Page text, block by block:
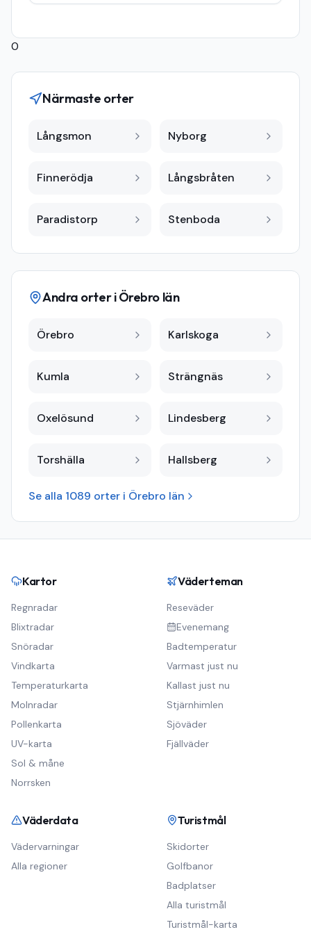
0
Närmaste orter
Långsmon Nyborg
Finnerödja Långsbråten
Paradistorp Stenboda
Andra orter iÖrebro län
Örebro Karlskoga
Kumla Strängnäs
Oxelösund Lindesberg
Torshälla Hallsberg
Se alla 1089 orter i Örebro län
Kartor
Regnradar
Blixtradar
Snöradar
Vindkarta
Temperaturkarta
Molnradar
Pollenkarta
UV-karta
Sol & måne
Norrsken
Väderteman
Reseväder
Evenemang
Badtemperatur
Varmast just nu
Kallast just nu
Stjärnhimlen
Sjöväder
Fjällväder
Väderdata
Vädervarningar
Alla regioner
Turistmål
Skidorter
Golfbanor
Badplatser
Alla turistmål
Turistmål-karta